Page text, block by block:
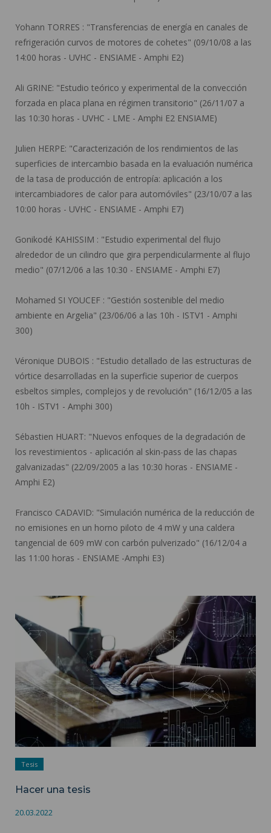
Yohann TORRES : "Transferencias de energía en canales de
refrigeración curvos de motores de cohetes" (09/10/08 a las
14:00 horas - UVHC - ENSIAME - Amphi E2)
Ali GRINE: "Estudio teórico y experimental de la convección
forzada en placa plana en régimen transitorio" (26/11/07 a
las 10:30 horas - UVHC - LME - Amphi E2 ENSIAME)
Julien HERPE: "Caracterización de los rendimientos de las
superficies de intercambio basada en la evaluación numérica
de la tasa de producción de entropía: aplicación a los
intercambiadores de calor para automóviles" (23/10/07 a las
10:00 horas - UVHC - ENSIAME - Amphi E7)
Gonikodé KAHISSIM : "Estudio experimental del flujo
alrededor de un cilindro que gira perpendicularmente al flujo
medio" (07/12/06 a las 10:30 - ENSIAME - Amphi E7)
Mohamed SI YOUCEF : "Gestión sostenible del medio
ambiente en Argelia" (23/06/06 a las 10h - ISTV1 - Amphi
300)
Véronique DUBOIS : "Estudio detallado de las estructuras de
vórtice desarrolladas en la superficie superior de cuerpos
esbeltos simples, complejos y de revolución" (16/12/05 a las
10h - ISTV1 - Amphi 300)
Sébastien HUART: "Nuevos enfoques de la degradación de
los revestimientos - aplicación al skin-pass de las chapas
galvanizadas" (22/09/2005 a las 10:30 horas - ENSIAME -
Amphi E2)
Francisco CADAVID: "Simulación numérica de la reducción de
no emisiones en un horno piloto de 4 mW y una caldera
tangencial de 609 mW con carbón pulverizado" (16/12/04 a
las 11:00 horas - ENSIAME -Amphi E3)
Hacer una tesis ">
Tesis
Hacer una tesis
20.03.2022